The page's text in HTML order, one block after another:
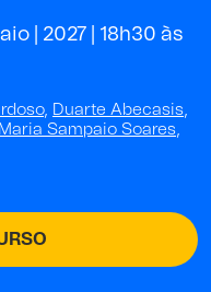
| 2027 | 18h30 às
, Duarte Abecasis,
Maria Sampaio Soares,